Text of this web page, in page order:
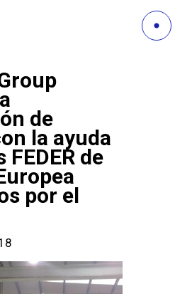
de
la ayuda
de
por el